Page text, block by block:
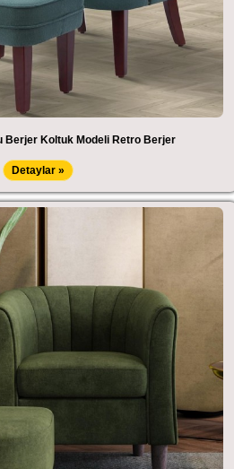
Berjer Koltuk Modeli Retro Berjer
Detaylar »